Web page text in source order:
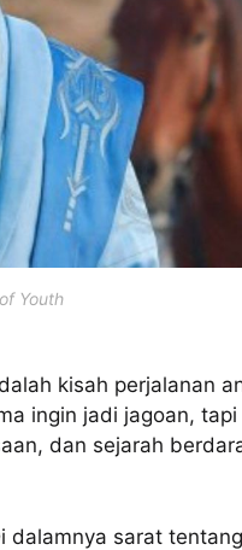
Youth
kisah perjalanan
ingin jadi jagoan,
dan sejarah
dalamnya sarat